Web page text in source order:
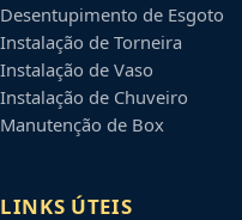
Desentupimento de Esgoto
Instalação de Torneira
Instalação de Vaso
Instalação de Chuveiro
Manutenção de Box
LINKS ÚTEIS